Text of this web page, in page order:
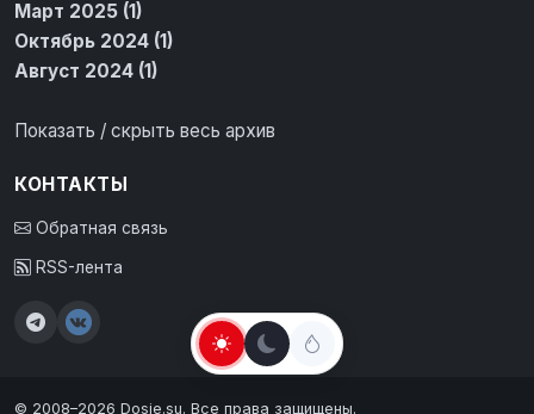
Март 2025 (1)
Октябрь 2024 (1)
Август 2024 (1)
Показать / скрыть весь архив
КОНТАКТЫ
Обратная связь
RSS-лента
© 2008–2026 Dosie.su. Все права защищены.